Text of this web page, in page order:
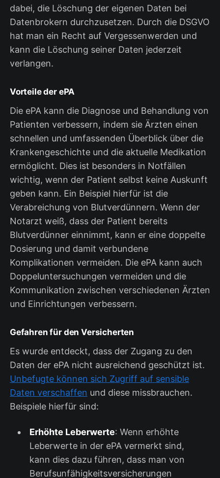
dabei, die Löschung der eigenen Daten bei
Datenbrokern durchzusetzen. Durch die DSGVO
hat man ein Recht auf Vergessenwerden und
kann die Löschung seiner Daten jederzeit
verlangen.
Vorteile der ePA
Die ePA kann die Diagnose und Behandlung von
Patienten verbessern, indem sie Ärzten einen
schnellen und umfassenden Überblick über die
Krankengeschichte und die aktuelle Medikation
ermöglicht. Dies ist besonders in Notfällen
wichtig, wenn der Patient selbst keine Auskunft
geben kann. Ein Beispiel hierfür ist die
Verabreichung von Blutverdünnern. Wenn der
Notarzt weiß, dass der Patient bereits
Blutverdünner einnimmt, kann er eine doppelte
Dosierung und damit verbundene
Komplikationen vermeiden. Die ePA kann auch
Doppeluntersuchungen vermeiden und die
Kommunikation zwischen verschiedenen Ärzten
und Einrichtungen verbessern.
Gefahren für den Versicherten
Es wurde entdeckt, dass der Zugang zu den
Daten der ePA nicht ausreichend geschützt ist.
Unbefugte können sich Zugriff auf sensible
Daten verschaffen und diese missbrauchen.
Beispiele hierfür sind:
Erhöhte Leberwerte: Wenn erhöhte
Leberwerte in der ePA vermerkt sind,
kann dies dazu führen, dass man von
Berufsunfähigkeitsversicherungen